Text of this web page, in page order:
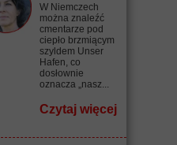
W Niemczech
można znaleźć
cmentarze pod
ciepło brzmiącym
szyldem Unser
Hafen, co
dosłownie
oznacza „nasz...
Czytaj więcej